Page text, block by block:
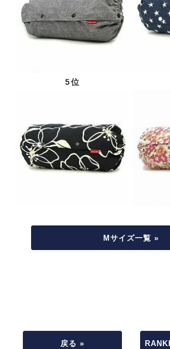
5位
Mサイズ一覧 »
戻る »